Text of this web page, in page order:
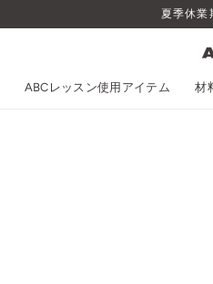
ABCレッスン使用アイテム 材